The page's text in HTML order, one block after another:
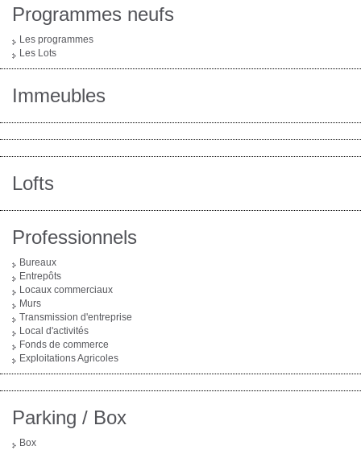
Programmes neufs
Les programmes
Les Lots
Immeubles
Lofts
Professionnels
Bureaux
Entrepôts
Locaux commerciaux
Murs
Transmission d'entreprise
Local d'activités
Fonds de commerce
Exploitations Agricoles
Parking / Box
Box